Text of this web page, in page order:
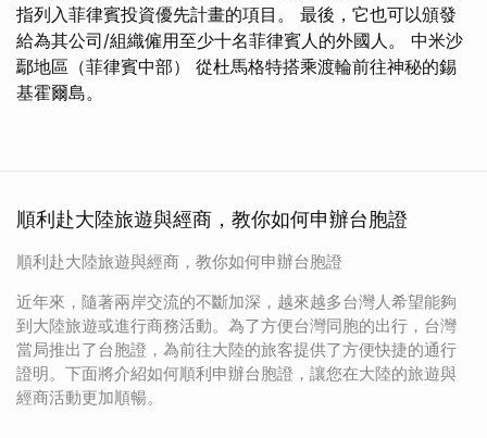
指列入菲律賓投資優先計畫的項目。 最後，它也可以頒發
給為其公司/組織僱用至少十名菲律賓人的外國人。 中米沙
鄢地區（菲律賓中部） 從杜馬格特搭乘渡輪前往神秘的錫
基霍爾島。
順利赴大陸旅遊與經商，教你如何申辦台胞證
順利赴大陸旅遊與經商，教你如何申辦台胞證
近年來，隨著兩岸交流的不斷加深，越來越多台灣人希望能夠
到大陸旅遊或進行商務活動。為了方便台灣同胞的出行，台灣
當局推出了台胞證，為前往大陸的旅客提供了方便快捷的通行
證明。下面將介紹如何順利申辦台胞證，讓您在大陸的旅遊與
經商活動更加順暢。